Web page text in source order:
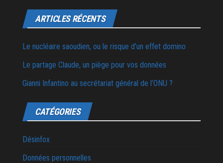
ARTICLES RÉCENTS
Le nucléaire saoudien, ou le risque d’un effet domino
Le partage Claude, un piège pour vos données
Gianni Infantino au secrétariat général de l’ONU ?
CATÉGORIES
Désinfox
Données personnelles